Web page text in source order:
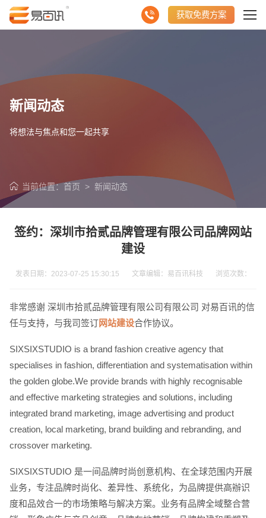
获取免费方案
新闻动态
将想法与焦点和您一起共享
当前位置： 首页 > 新闻动态
签约：深圳市拾贰品牌管理有限公司品牌网站
建设
发表日期：2023-07-25 15:30:15 文章编辑：易百讯科技 浏览次数：
非常感谢 深圳市拾贰品牌管理有限公司有限公司 对易百讯的信
任与支持，与我司签订网站建设合作协议。
SIXSIXSTUDIO is a brand fashion creative agency that
specialises in fashion, differentiation and systematisation within
the golden globe.We provide brands with highly recognisable
and effective marketing strategies and solutions, including
integrated brand marketing, image advertising and product
creation, local marketing, brand building and rebranding, and
crossover marketing.
SIXSIXSTUDIO 是一间品牌时尚创意机构、在全球范围内开展
业务，专注品牌时尚化、差异性、系统化，为品牌提供高辦识
度和品效合一的市场策略与解决方案。业务有品牌全域整合营
微信号